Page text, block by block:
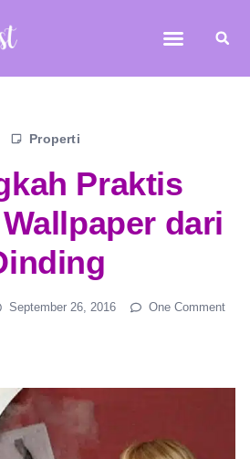
Properti
Praktis
dari
September 26, 2016 One Comment